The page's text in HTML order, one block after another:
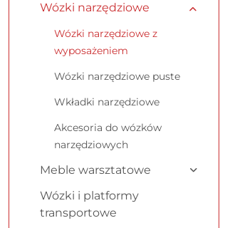
Wózki narzędziowe
Wózki narzędziowe z
wyposażeniem
Wózki narzędziowe puste
Wkładki narzędziowe
Akcesoria do wózków
narzędziowych
Meble warsztatowe
Wózki i platformy
transportowe